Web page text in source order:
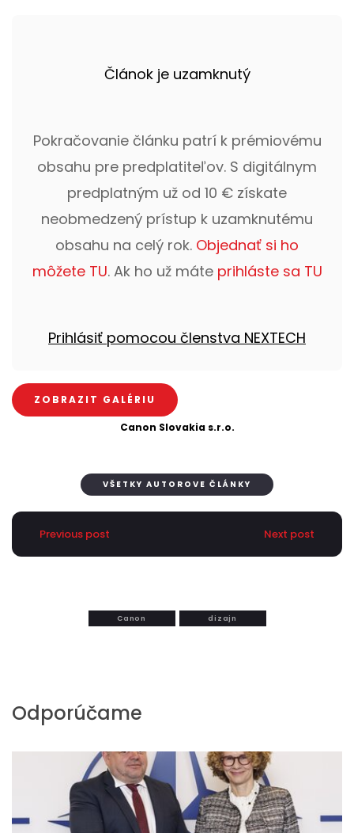
Článok je uzamknutý
Pokračovanie článku patrí k prémiovému
obsahu pre predplatiteľov. S digitálnym
predplatným už od 10 € získate
neobmedzený prístup k uzamknutému
obsahu na celý rok. Objednať si ho
môžete TU. Ak ho už máte prihláste sa TU
Prihlásiť pomocou členstva NEXTECH
ZOBRAZIT GALÉRIU
Canon Slovakia s.r.o.
VŠETKY AUTOROVE ČLÁNKY
Previous post Next post
Canon dizajn
Odporúčame